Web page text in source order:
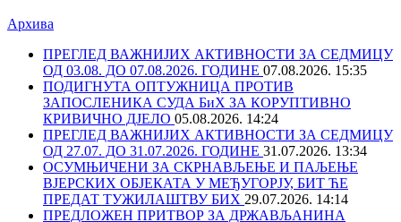
Архива
ПРЕГЛЕД ВАЖНИЈИХ АКТИВНОСТИ ЗА СЕДМИЦУ
ОД 03.08. ДО 07.08.2026. ГОДИНЕ 07.08.2026. 15:35
ПОДИГНУТА ОПТУЖНИЦА ПРОТИВ
ЗАПОСЛЕНИКА СУДА БиХ ЗА КОРУПТИВНО
КРИВИЧНО ДЈЕЛО 05.08.2026. 14:24
ПРЕГЛЕД ВАЖНИЈИХ АКТИВНОСТИ ЗА СЕДМИЦУ
ОД 27.07. ДО 31.07.2026. ГОДИНЕ 31.07.2026. 13:34
ОСУМЊИЧЕНИ ЗА СКРНАВЉЕЊЕ И ПАЉЕЊЕ
ВЈЕРСКИХ ОБЈЕКАТА У МЕЂУГОРЈУ, БИТ ЋЕ
ПРЕДАТ ТУЖИЛАШТВУ БИХ 29.07.2026. 14:14
ПРЕДЛОЖЕН ПРИТВОР ЗА ДРЖАВЉАНИНА